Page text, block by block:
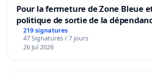
Pour la fermeture de Zone Bleue
politique de sortie de la
219 signatures
47 Signatures / 7 jours
26 Jul 2026